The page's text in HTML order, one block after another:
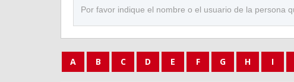
A B C D E F G H I